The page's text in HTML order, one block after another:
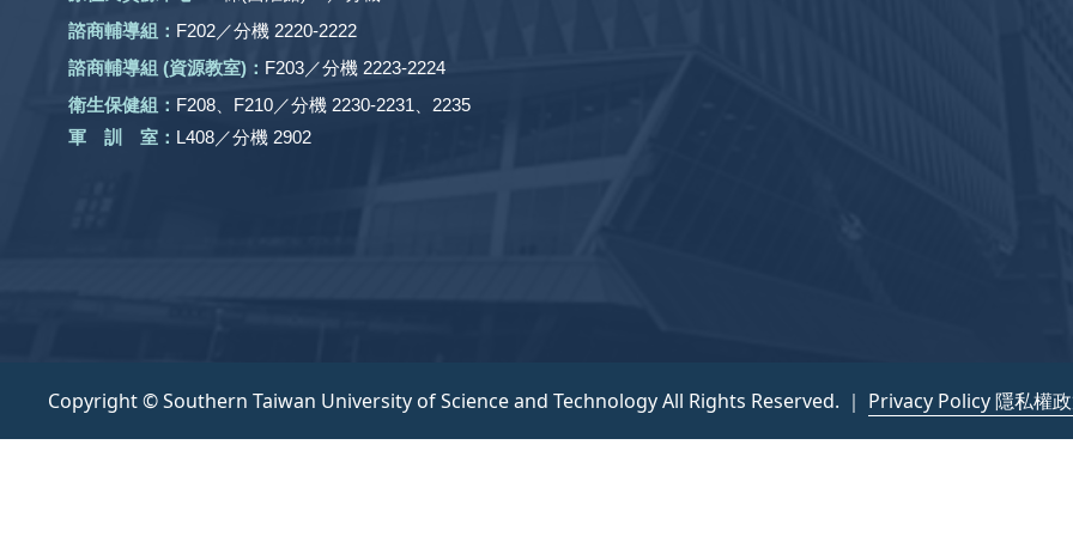
諮商輔導組： F202／分機 2220-2222
諮商輔導組 (資源教室)： F203／分機 2223-2224
衛生保健組： F208、F210／分機 2230-2231、2235
軍 訓 室： L408／分機 2902
Copyright © Southern Taiwan University of Science and Technology All Rights Reserved. ｜ Privacy Policy 隱私權